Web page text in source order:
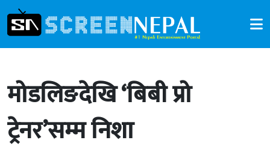
मोडलिङदेखि ‘बिबी प्रो
ट्रेनर’सम्म निशा